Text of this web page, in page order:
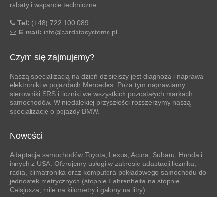
rabaty i wsparcie techniczne.
Tel: (+48) 722 100 089
E-mail: info@cardatasystems.pl
Czym się zajmujemy?
Naszą specjalizacją na dzień dzisiejszy jest diagnoza i naprawa
elektroniki w pojazdach Mercedes. Poza tym naprawiamy
sterowniki SRS i liczniki we wszystkich pozostałych markach
samochodów. W niedalekiej przyszłości rozszerzymy naszą
specjalizację o pojazdy BMW.
Nowości
Adaptacja samochodów Toyota, Lexus, Acura, Subaru, Honda i
innych z USA. Oferujemy usługi w zakresie adaptacji licznika,
radia, klimatronika oraz komputera pokładowego samochodu do
jednostek metrycznych (stopnie Fahrenheita na stopnie
Celsjusza, mile na kilometry i galony na litry).